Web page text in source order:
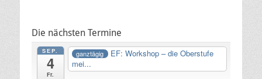
Die nächsten Termine
SEP.
4
Fr.
ganztägig
EF: Workshop – die Oberstufe
mei...